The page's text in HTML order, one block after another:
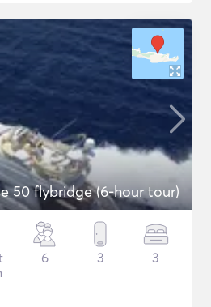
50 flybridge (6-hour tour)
6 3 3